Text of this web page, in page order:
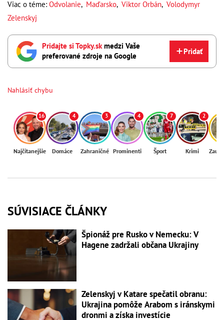
Viac o téme: Odvolanie, Maďarsko, Viktor Orbán, Volodymyr
Zelenskyj
Pridajte si Topky.skmedzi Vaše
preferované zdroje na Google
Pridať
Nahlásiť chybu
16
Najčítanejšie
4
Domáce
3
Zahraničné
4
Prominenti
7
Šport
2
Krimi
SÚVISIACE ČLÁNKY
Špionáž pre Rusko v Nemecku: V
Hagene zadržali občana Ukrajiny
Zelenskyj v Katare spečatil obranu:
Ukrajina pomôže Arabom s iránskymi
dronmi a získa investície